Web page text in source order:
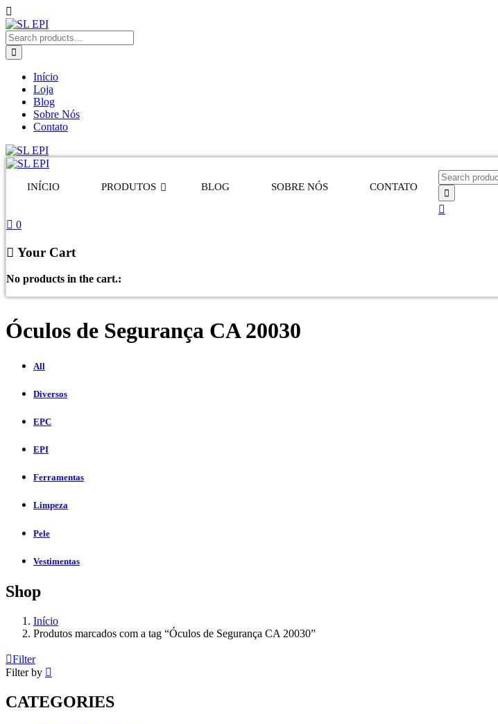
Início
Loja
Blog
Sobre Nós
Contato
INÍCIO PRODUTOS BLOG SOBRE NÓS CONTATO
0
Your Cart
No products in the cart.:
Óculos de Segurança CA 20030
All
Diversos
EPC
EPI
Ferramentas
Limpeza
Pele
Vestimentas
Shop
Início
Produtos marcados com a tag “Óculos de Segurança CA 20030”
Filter
Filter by
CATEGORIES